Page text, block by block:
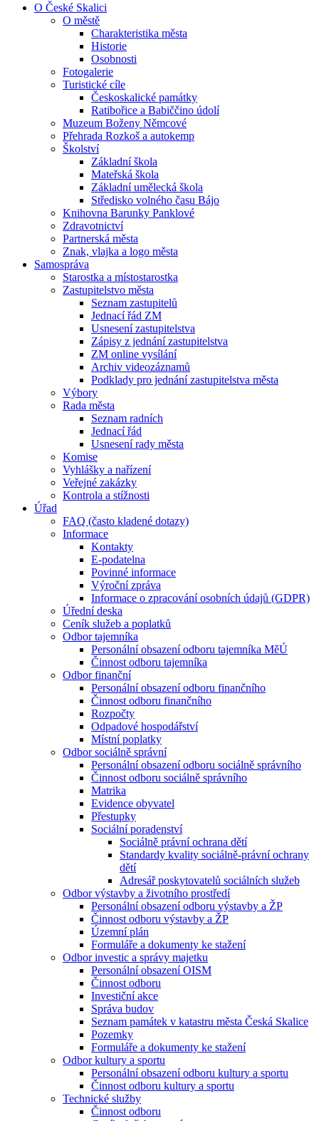
O České Skalici
O městě
Charakteristika města
Historie
Osobnosti
Fotogalerie
Turistické cíle
Českoskalické památky
Ratibořice a Babiččino údolí
Muzeum Boženy Němcové
Přehrada Rozkoš a autokemp
Školství
Základní škola
Mateřská škola
Základní umělecká škola
Středisko volného času Bájo
Knihovna Barunky Panklové
Zdravotnictví
Partnerská města
Znak, vlajka a logo města
Samospráva
Starostka a místostarostka
Zastupitelstvo města
Seznam zastupitelů
Jednací řád ZM
Usnesení zastupitelstva
Zápisy z jednání zastupitelstva
ZM online vysílání
Archiv videozáznamů
Podklady pro jednání zastupitelstva města
Výbory
Rada města
Seznam radních
Jednací řád
Usnesení rady města
Komise
Vyhlášky a nařízení
Veřejné zakázky
Kontrola a stížnosti
Úřad
FAQ (často kladené dotazy)
Informace
Kontakty
E-podatelna
Povinné informace
Výroční zpráva
Informace o zpracování osobních údajů (GDPR)
Úřední deska
Ceník služeb a poplatků
Odbor tajemníka
Personální obsazení odboru tajemníka MěÚ
Činnost odboru tajemníka
Odbor finanční
Personální obsazení odboru finančního
Činnost odboru finančního
Rozpočty
Odpadové hospodářství
Místní poplatky
Odbor sociálně správní
Personální obsazení odboru sociálně správního
Činnost odboru sociálně správního
Matrika
Evidence obyvatel
Přestupky
Sociální poradenství
Sociálně právní ochrana dětí
Standardy kvality sociálně-právní ochrany
dětí
Adresář poskytovatelů sociálních služeb
Odbor výstavby a životního prostředí
Personální obsazení odboru výstavby a ŽP
Činnost odboru výstavby a ŽP
Územní plán
Formuláře a dokumenty ke stažení
Odbor investic a správy majetku
Personální obsazení OISM
Činnost odboru
Investiční akce
Správa budov
Seznam památek v katastru města Česká Skalice
Pozemky
Formuláře a dokumenty ke stažení
Odbor kultury a sportu
Personální obsazení odboru kultury a sportu
Činnost odboru kultury a sportu
Technické služby
Činnost odboru